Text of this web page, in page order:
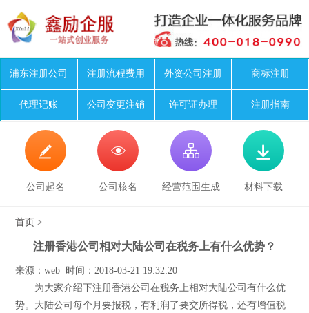
浦东注册公司 注册流程费用 外资公司注册 商标注册
代理记账 公司变更注销 许可证办理 注册指南

公司起名

公司核名

经营范围生成

材料下载
首页 >
注册香港公司相对大陆公司在税务上有什么优势？
来源：web 时间：2018-03-21 19:32:20
为大家介绍下注册香港公司在税务上相对大陆公司有什么优
势。大陆公司每个月要报税，有利润了要交所得税，还有增值税